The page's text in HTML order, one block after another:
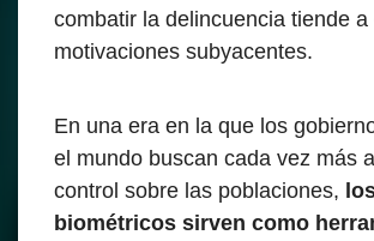
combatir la delincuencia tiende
motivaciones subyacentes.
En una era en la que los
el mundo buscan cada vez más
control sobre las poblaciones,
biométricos sirven como